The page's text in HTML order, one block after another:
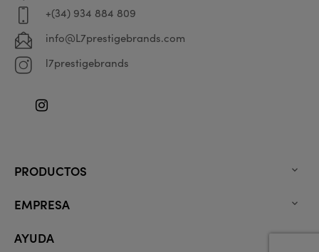
+(34) 934 884 809
info@L7prestigebrands.com
l7prestigebrands
Instagram
PRODUCTOS 
EMPRESA 
AYUDA 